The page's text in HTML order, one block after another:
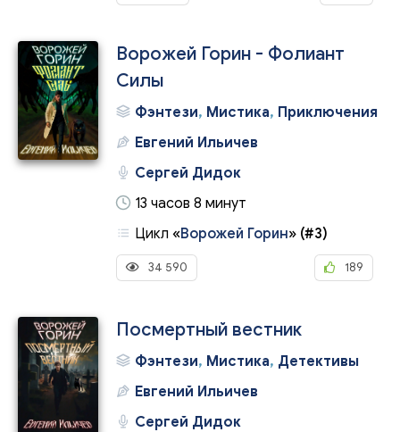
Ворожей Горин - Фолиант
Силы
Фэнтези, Мистика, Приключения
Евгений Ильичев
Сергей Дидок
13 часов 8 минут
Цикл «Ворожей Горин» (#3)
34 590 189
Посмертный вестник
Фэнтези, Мистика, Детективы
Евгений Ильичев
Сергей Дидок